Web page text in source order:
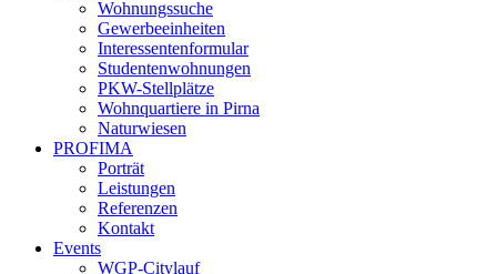
Wohnungssuche
Gewerbeeinheiten
Interessentenformular
Studentenwohnungen
PKW-Stellplätze
Wohnquartiere in Pirna
Naturwiesen
PROFIMA
Porträt
Leistungen
Referenzen
Kontakt
Events
WGP-Citylauf